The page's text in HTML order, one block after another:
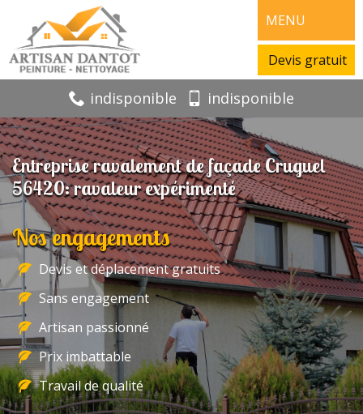
MENU
Devis gratuit
indisponible indisponible
Entreprise ravalement de façade Cruguel
56420: ravaleur expérimenté
Nos engagements
Devis et déplacement gratuits
Sans engagement
Artisan passionné
Prix imbattable
Travail de qualité